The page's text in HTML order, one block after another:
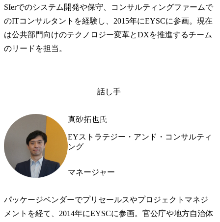
SIerでのシステム開発や保守、コンサルティングファームで
のITコンサルタントを経験し、2015年にEYSCに参画。現在
は公共部門向けのテクノロジー変革とDXを推進するチーム
のリードを担当。
話し手
真砂拓也氏
EYストラテジー・アンド・コンサルティ
ング
マネージャー
パッケージベンダーでプリセールスやプロジェクトマネジ
メントを経て、2014年にEYSCに参画。官公庁や地方自治体